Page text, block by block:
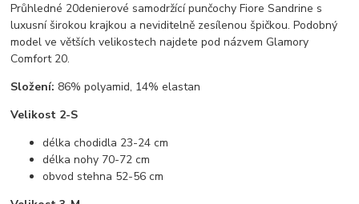
Průhledné 20denierové samodržící punčochy Fiore Sandrine s
luxusní širokou krajkou a neviditelně zesílenou špičkou. Podobný
model ve větších velikostech najdete pod názvem Glamory
Comfort 20.
Složení: 86% polyamid, 14% elastan
Velikost 2-S
délka chodidla 23-24 cm
délka nohy 70-72 cm
obvod stehna 52-56 cm